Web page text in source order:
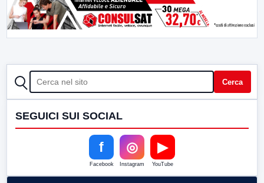
CERCA Cerca
SEGUICI SUI SOCIAL
f
Facebook
◎
Instagram
▶
YouTube